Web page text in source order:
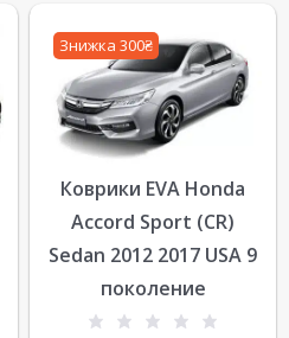
Знижка 300₴
Коврики EVA Honda
Accord Sport (CR)
Sedan 2012 2017 USA 9
поколение